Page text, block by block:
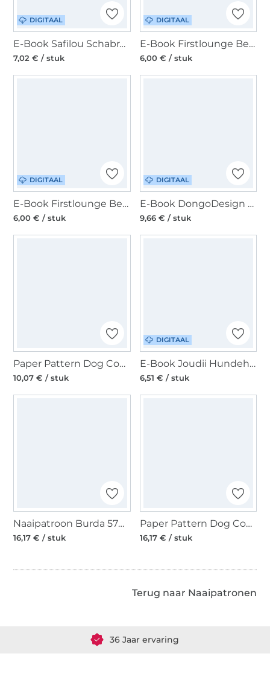
DIGITAAL
E-Book Safilou Schabracke, duits
7,02 € / stuk
DIGITAAL
E-Book Firstlounge Berlin Doggy Sweater, duits
6,00 € / stuk
DIGITAAL
E-Book Firstlounge Berlin Doggy Sweater, duits
6,00 € / stuk
DIGITAAL
E-Book DongoDesign Hundemantel Jack the Zipper, duits
9,66 € / stuk
Paper Pattern Dog Coat, Burda 6049
10,07 € / stuk
DIGITAAL
E-Book Joudii Hundehoodie Charly, duits
6,51 € / stuk
Naaipatroon Burda 5702, Dog Accessoires, Nl/Dui/En/Fr
16,17 € / stuk
Paper Pattern Dog Coat, Burda 7752, Dui/En/Fr
16,17 € / stuk
Terug naar Naaipatronen
36 Jaar ervaring